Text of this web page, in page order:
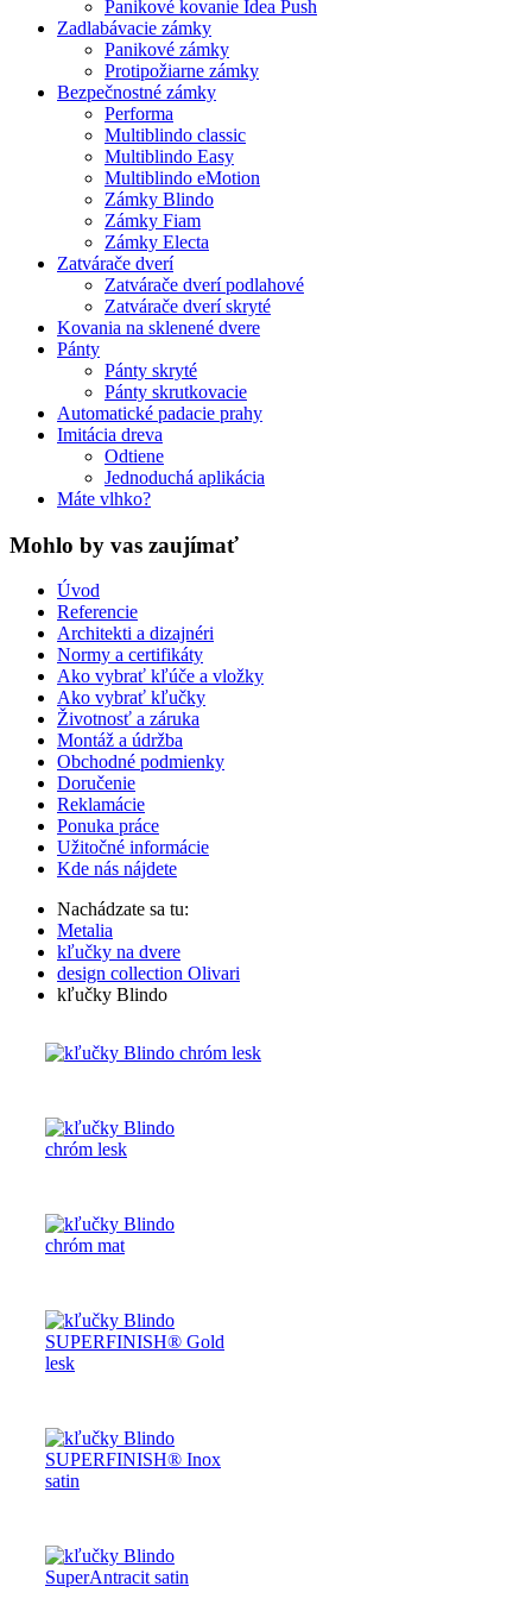
Panikové kovanie Idea Push
Zadlabávacie zámky
Panikové zámky
Protipožiarne zámky
Bezpečnostné zámky
Performa
Multiblindo classic
Multiblindo Easy
Multiblindo eMotion
Zámky Blindo
Zámky Fiam
Zámky Electa
Zatvárače dverí
Zatvárače dverí podlahové
Zatvárače dverí skryté
Kovania na sklenené dvere
Pánty
Pánty skryté
Pánty skrutkovacie
Automatické padacie prahy
Imitácia dreva
Odtiene
Jednoduchá aplikácia
Máte vlhko?
Mohlo by vas zaujímať
Úvod
Referencie
Architekti a dizajnéri
Normy a certifikáty
Ako vybrať kľúče a vložky
Ako vybrať kľučky
Životnosť a záruka
Montáž a údržba
Obchodné podmienky
Doručenie
Reklamácie
Ponuka práce
Užitočné informácie
Kde nás nájdete
Nachádzate sa tu:
Metalia
kľučky na dvere
design collection Olivari
kľučky Blindo